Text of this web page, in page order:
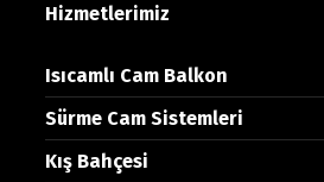
Hizmetlerimiz
Isıcamlı Cam Balkon
Sürme Cam Sistemleri
Kış Bahçesi